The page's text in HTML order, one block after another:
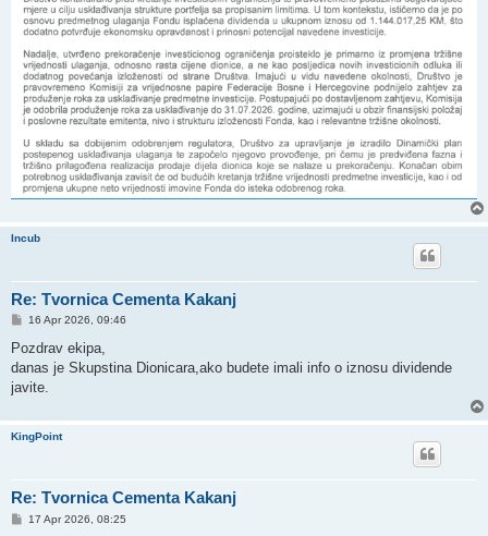
Incub
Re: Tvornica Cementa Kakanj
P
s
16 Apr 2026, 09:46
Pozdrav ekipa,
danas je Skupstina Dionicara,ako budete imali info o iznosu dividende
javite.
KingPoint
Re: Tvornica Cementa Kakanj
P17 Apr 2026, 08:25